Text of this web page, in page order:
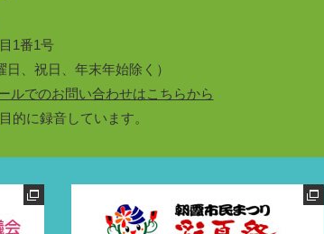
1番1号
、祝日、年末年始除く）
ルでのお問い合わせはこちらから
的に録音しています。